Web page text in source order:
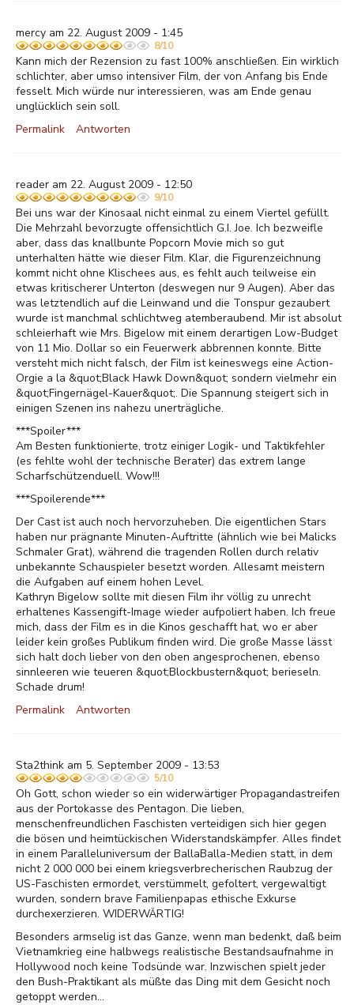
mercy am 22. August 2009 - 1:45
8/10
Kann mich der Rezension zu fast 100% anschließen. Ein wirklich
schlichter, aber umso intensiver Film, der von Anfang bis Ende
fesselt. Mich würde nur interessieren, was am Ende genau
unglücklich sein soll.
Permalink
Antworten
reader am 22. August 2009 - 12:50
9/10
Bei uns war der Kinosaal nicht einmal zu einem Viertel gefüllt.
Die Mehrzahl bevorzugte offensichtlich G.I. Joe. Ich bezweifle
aber, dass das knallbunte Popcorn Movie mich so gut
unterhalten hätte wie dieser Film. Klar, die Figurenzeichnung
kommt nicht ohne Klischees aus, es fehlt auch teilweise ein
etwas kritischerer Unterton (deswegen nur 9 Augen). Aber das
was letztendlich auf die Leinwand und die Tonspur gezaubert
wurde ist manchmal schlichtweg atemberaubend. Mir ist absolut
schleierhaft wie Mrs. Bigelow mit einem derartigen Low-Budget
von 11 Mio. Dollar so ein Feuerwerk abbrennen konnte. Bitte
versteht mich nicht falsch, der Film ist keineswegs eine Action-
Orgie a la &quot;Black Hawk Down&quot; sondern vielmehr ein
&quot;Fingernägel-Kauer&quot;. Die Spannung steigert sich in
einigen Szenen ins nahezu unerträgliche.
***Spoiler***
Am Besten funktionierte, trotz einiger Logik- und Taktikfehler
(es fehlte wohl der technische Berater) das extrem lange
Scharfschützenduell. Wow!!!
***Spoilerende***
Der Cast ist auch noch hervorzuheben. Die eigentlichen Stars
haben nur prägnante Minuten-Auftritte (ähnlich wie bei Malicks
Schmaler Grat), während die tragenden Rollen durch relativ
unbekannte Schauspieler besetzt worden. Allesamt meistern
die Aufgaben auf einem hohen Level.
Kathryn Bigelow sollte mit diesen Film ihr völlig zu unrecht
erhaltenes Kassengift-Image wieder aufpoliert haben. Ich freue
mich, dass der Film es in die Kinos geschafft hat, wo er aber
leider kein großes Publikum finden wird. Die große Masse lässt
sich halt doch lieber von den oben angesprochenen, ebenso
sinnleeren wie teueren &quot;Blockbustern&quot; berieseln.
Schade drum!
Permalink
Antworten
Sta2think am 5. September 2009 - 13:53
5/10
Oh Gott, schon wieder so ein widerwärtiger Propagandastreifen
aus der Portokasse des Pentagon. Die lieben,
menschenfreundlichen Faschisten verteidigen sich hier gegen
die bösen und heimtückischen Widerstandskämpfer. Alles findet
in einem Paralleluniversum der BallaBalla-Medien statt, in dem
nicht 2 000 000 bei einem kriegsverbrecherischen Raubzug der
US-Faschisten ermordet, verstümmelt, gefoltert, vergewaltigt
wurden, sondern brave Familienpapas ethische Exkurse
durchexerzieren. WIDERWÄRTIG!
Besonders armselig ist das Ganze, wenn man bedenkt, daß beim
Vietnamkrieg eine halbwegs realistische Bestandsaufnahme in
Hollywood noch keine Todsünde war. Inzwischen spielt jeder
den Bush-Praktikant als müßte das Ding mit dem Gesicht noch
getoppt werden...